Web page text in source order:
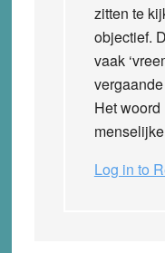
zitten te
objectief.
vaak
Het woord
Log in to